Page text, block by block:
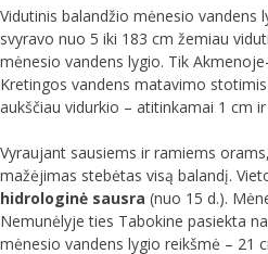
Vidutinis balandžio mėnesio vandens
svyravo nuo 5 iki 183 cm žemiau
mėnesio vandens lygio. Tik
Kretingos vandens matavimo
aukščiau vidurkio – atitinkamai 1 cm
Vyraujant sausiems ir ramiems
mažėjimas stebėtas visą balandį.
hidrologinė sausra (nuo 15 d.).
Nemunėlyje ties Tabokine pasiekta
mėnesio vandens lygio reikšmė – 21